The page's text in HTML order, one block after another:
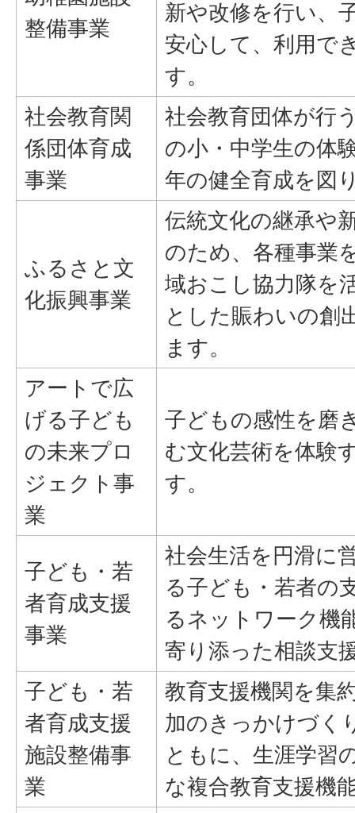
整備事業
新や改修を行い、
安心して、利用で
す。
社会教育関
係団体育成
事業
社会教育団体が行
の小・中学生の体
年の健全育成を図
ふるさと文
化振興事業
伝統文化の継承や
のため、各種事業
域おこし協力隊を
とした賑わいの創
ます。
アートで広
げる子ども
の未来プロ
ジェクト事
業
子どもの感性を磨
む文化芸術を体験
す。
子ども・若
者育成支援
事業
社会生活を円滑に
る子ども・若者の
るネットワーク機
寄り添った相談支
子ども・若
者育成支援
施設整備事
業
教育支援機関を集
加のきっかけづく
ともに、生涯学習
な複合教育支援機